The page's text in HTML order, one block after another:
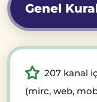
Genel
207 kanal
(mirc, web,